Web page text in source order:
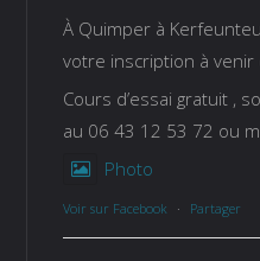
À Quimper à
votre inscription à venir
Cours d’essai gratuit ,
au 06 43 12 53 72 ou
Photo
Voir sur Facebook · Partager